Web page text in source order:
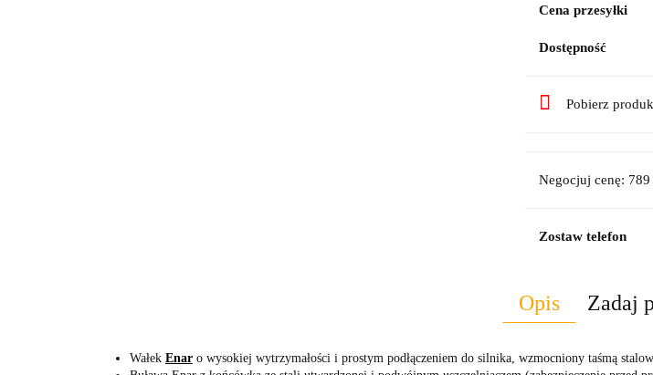
Cena przesyłki
Dostępność
Pobierz
Negocjuj cenę:
Zostaw telefon
Opis Zadaj
Wałek Enar o wysokiej wytrzymałości i prostym podłączeniem do silnika, wzmocniony taśmą